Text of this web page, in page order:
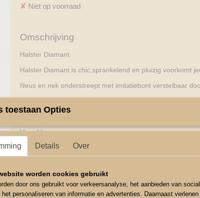
✘ Niet op voorraad
Omschrijving
Halster Diamant.
Halster Diamant is chic,sprankelend en pluizig voorkomt
Neus en nek onderstreept met imitatiebont verstelbaar
Neusriem en bakstukken zijn voorzien van grote
kleur blauw .
maat shetlander.
toestaan Opties
Details Over
worden cookies gebruikt
door ons gebruikt voor verkeersanalyse, het aanbieden van
personaliseren van informatie en advertenties. Daarnaast